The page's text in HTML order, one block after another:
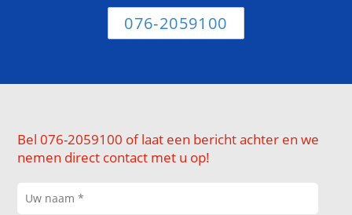
076-2059100
Bel 076-2059100 of laat een bericht achter en we
nemen direct contact met u op!